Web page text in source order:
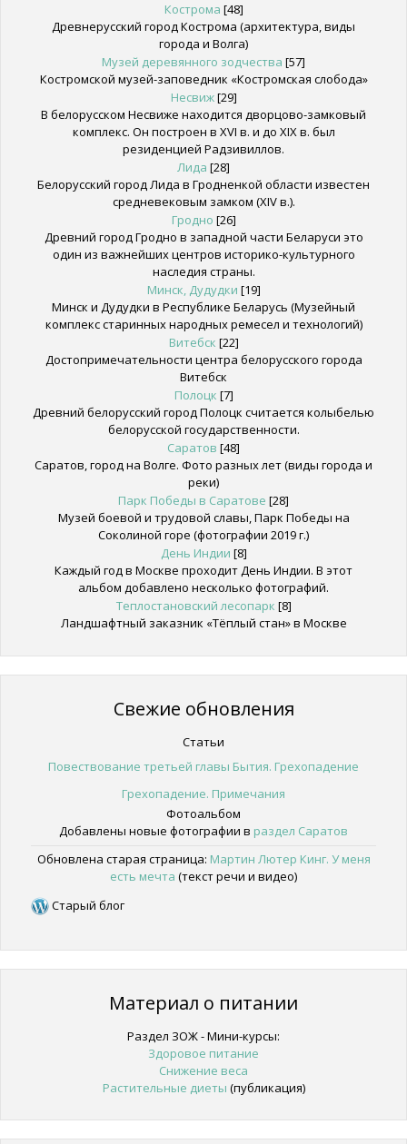
Кострома [48]
Древнерусский город Кострома (архитектура, виды
города и Волга)
Музей деревянного зодчества [57]
Костромской музей-заповедник «Костромская слобода»
Несвиж[29]
В белорусском Несвиже находится дворцово-замковый
комплекс. Он построен в XVI в. и до XIX в. был
резиденцией Радзивиллов.
Лида [28]
Белорусский город Лида в Гродненкой области известен
средневековым замком (XIV в.).
Гродно [26]
Древний город Гродно в западной части Беларуси это
один из важнейших центров историко-культурного
наследия страны.
Минск, Дудудки [19]
Минск и Дудудки в Республике Беларусь (Музейный
комплекс старинных народных ремесел и технологий)
Витебск [22]
Достопримечательности центра белорусского города
Витебск
Полоцк [7]
Древний белорусский город Полоцк считается колыбелью
белорусской государственности.
Саратов [48]
Саратов, город на Волге. Фото разных лет (виды города и
реки)
Парк Победы в Саратове [28]
Музей боевой и трудовой славы, Парк Победы на
Соколиной горе (фотографии 2019 г.)
День Индии [8]
Каждый год в Москве проходит День Индии. В этот
альбом добавлено несколько фотографий.
Теплостановский лесопарк [8]
Ландшафтный заказник «Тёплый стан» в Москве
Свежие обновления
Статьи
Повествование третьей главы Бытия. Грехопадение
Грехопадение. Примечания
Фотоальбом
Добавлены новые фотографии в раздел Саратов
Обновлена старая страница: Мартин Лютер Кинг. У меня
есть мечта (текст речи и видео)
Старый блог
Материал о питании
Раздел ЗОЖ - Мини-курсы:
Здоровое питание
Снижение веса
Растительные диеты (публикация)